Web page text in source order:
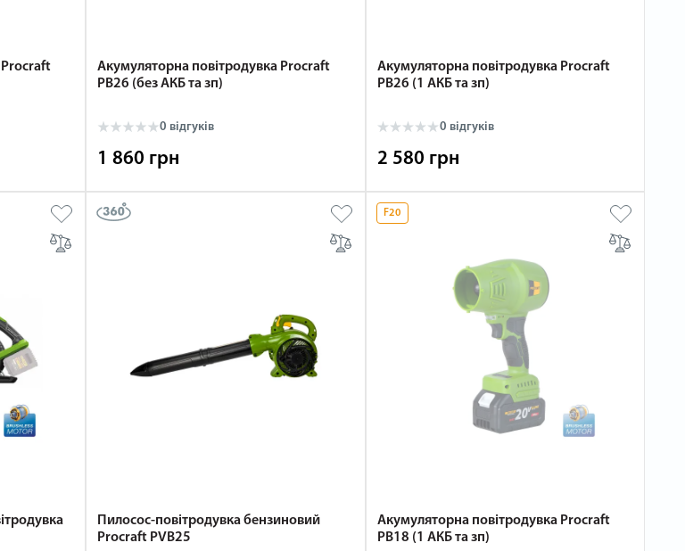
Procraft
Акумуляторна повітродувка Procraft
PB26 (без АКБ та зп)
0 відгуків
1 860 грн
Акумуляторна повітродувка Procraft
PB26 (1 АКБ та зп)
0 відгуків
2 580 грн
Пилосос-повітродувка бензиновий
Procraft PVB25
F20
Акумуляторна повітродувка Procraft
PB18 (1 АКБ та зп)